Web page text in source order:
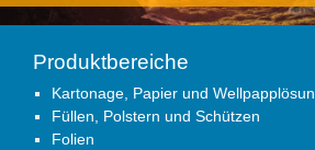
Produktbereiche
Kartonage, Papier und
Füllen, Polstern und Schützen
Folien